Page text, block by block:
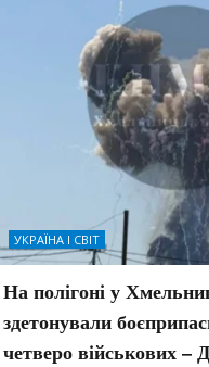
УКРАЇНА І СВІТ
На полігоні у
здетонували
четверо військових –